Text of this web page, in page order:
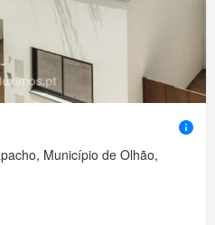
Município de Olhão,